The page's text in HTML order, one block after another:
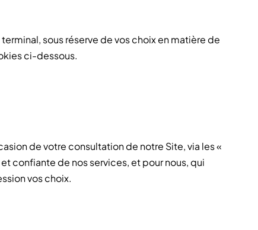
sous réserve de vos choix en matière de
ci-dessous.
de votre consultation de notre Site, via les «
confiante de nos services, et pour nous, qui
vos choix.